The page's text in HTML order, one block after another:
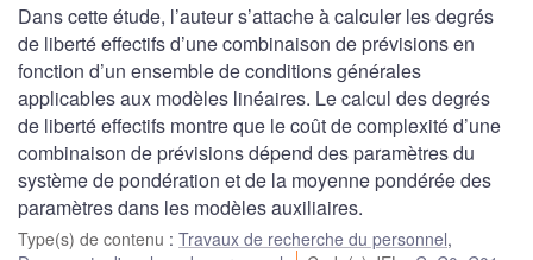
Dans cette étude, l’auteur s’attache à calculer les degrés
de liberté effectifs d’une combinaison de prévisions en
fonction d’un ensemble de conditions générales
applicables aux modèles linéaires. Le calcul des degrés
de liberté effectifs montre que le coût de complexité d’une
combinaison de prévisions dépend des paramètres du
système de pondération et de la moyenne pondérée des
paramètres dans les modèles auxiliaires.
Type(s) de contenu : Travaux de recherche du personnel,